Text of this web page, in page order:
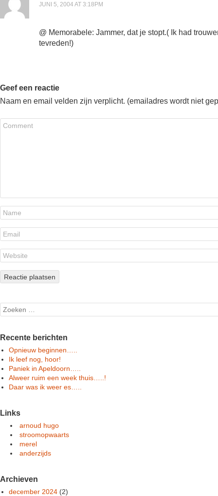
JUNI 5, 2004 AT 3:18PM
@ Memorabele: Jammer, dat je stopt.( Ik had
tevreden!)
Geef een reactie
Naam en email velden zijn verplicht. (emailadres wordt niet
Search
Recente berichten
Opnieuw beginnen…..
Ik leef nog, hoor!
Paniek in Apeldoorn…..
Alweer ruim een week thuis…..!
Daar was ik weer es…..
Links
arnoud hugo
stroomopwaarts
merel
anderzijds
Archieven
december 2024 (2)